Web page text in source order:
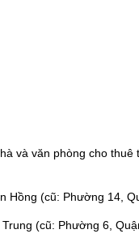
và văn phòng cho
Hồng (cũ: Phường 14,
(cũ: Phường 6,